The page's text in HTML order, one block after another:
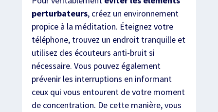
perturbateurs, créez un environnement
propice à la méditation. Éteignez votre
téléphone, trouvez un endroit tranquille et
utilisez des écouteurs anti-bruit si
nécessaire. Vous pouvez également
prévenir les interruptions en informant
ceux qui vous entourent de votre moment
de concentration. De cette manière, vous